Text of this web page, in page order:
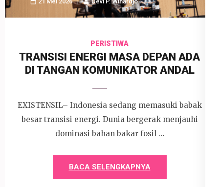
PERISTIWA
TRANSISI ENERGI MASA DEPAN ADA
DI TANGAN KOMUNIKATOR ANDAL
EXISTENSIL– Indonesia sedang memasuki babak
besar transisi energi. Dunia bergerak menjauhi
dominasi bahan bakar fosil …
BACA SELENGKAPNYA